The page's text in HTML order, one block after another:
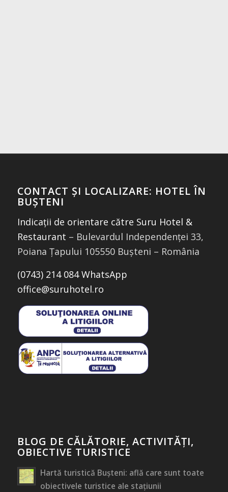
CONTACT ȘI LOCALIZARE: HOTEL ÎN
BUȘTENI
Indicații de orientare către Suru Hotel &
Restaurant – Bulevardul Independenței 33,
Poiana Țapului 105550 Bușteni – România
(0743) 214 084 WhatsApp
office@suruhotel.ro
BLOG DE CĂLĂTORIE, ACTIVITĂȚI,
OBIECTIVE TURISTICE
Hartă turistică Bușteni: află care sunt toate
obiectivele turistice ale stațiunii